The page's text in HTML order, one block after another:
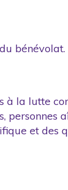
bénévolat.
à la lutte
personnes
et des